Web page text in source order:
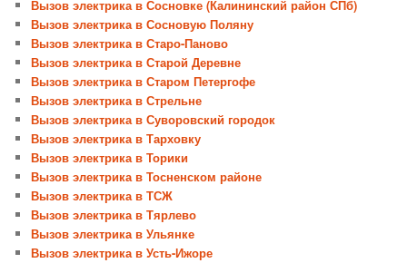
Вызов электрика в Сосновке (Калининский район СПб)
Вызов электрика в Сосновую Поляну
Вызов электрика в Старо-Паново
Вызов электрика в Старой Деревне
Вызов электрика в Старом Петергофе
Вызов электрика в Стрельне
Вызов электрика в Суворовский городок
Вызов электрика в Тарховку
Вызов электрика в Торики
Вызов электрика в Тосненском районе
Вызов электрика в ТСЖ
Вызов электрика в Тярлево
Вызов электрика в Ульянке
Вызов электрика в Усть-Ижоре